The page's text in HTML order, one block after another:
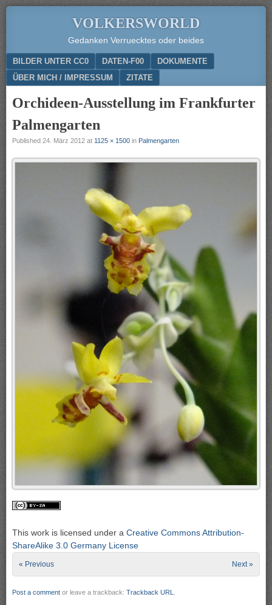
VOLKERSWORLD
Gedanken Verruecktes oder beides
Menu
SKIP TO CONTENT
BILDER UNTER CC0 DATEN-F00
DOKUMENTE
ÜBER MICH / IMPRESSUM
ZITATE
Orchideen-Ausstellung im Frankfurter
Palmengarten
Published 24. März 2012 at 1125 × 1500 in Palmengarten
This work is licensed under a Creative Commons Attribution-
ShareAlike 3.0 Germany License
« Previous Next »
Post a comment or leave a trackback: Trackback URL